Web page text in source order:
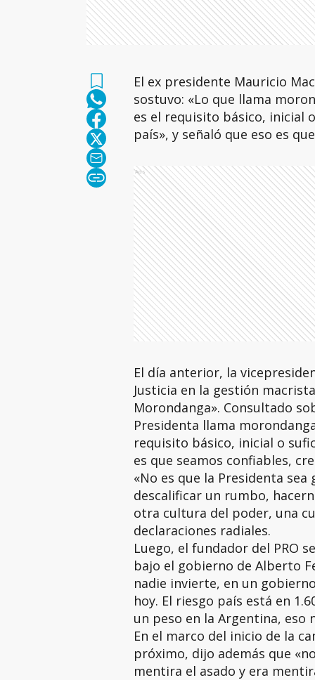
El ex presidente Mauricio
sostuvo: «Lo que llama
es el requisito básico, inicial
país», y señaló que eso es
Ads
El día anterior, la
Justicia en la gestión
Morondanga». Consultado
Presidenta llama
requisito básico, inicial o
es que seamos confiables,
«No es que la Presidenta
descalificar un rumbo,
otra cultura del poder, una
declaraciones radiales.
Luego, el fundador del PRO
bajo el gobierno de Alberto
nadie invierte, en un
hoy. El riesgo país está en
un peso en la Argentina, eso
En el marco del inicio de la
próximo, dijo además que
mentira el asado y era